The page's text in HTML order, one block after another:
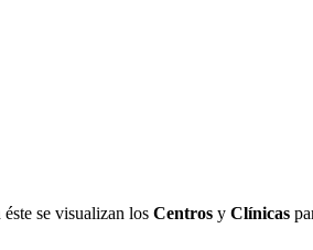
se visualizan los Centros y Clínicas